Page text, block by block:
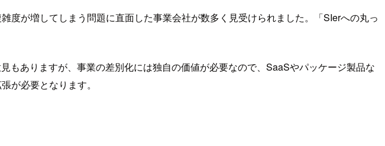
が増してしまう問題に直面した事業会社が数多く見受けられました。「SIerへの丸っ
もありますが、事業の差別化には独自の価値が必要なので、SaaSやパッケージ製品な
が必要となります。